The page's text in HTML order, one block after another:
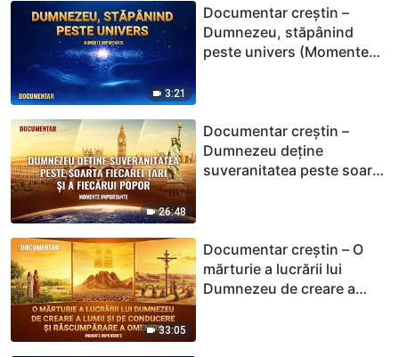
3:21
Documentar creștin –
Dumnezeu, stăpânind
peste univers (Momente
26:48
Documentar creștin –
Dumnezeu deţine
suveranitatea peste soarta
33:05
Documentar creștin – O
mărturie a lucrării lui
Dumnezeu de creare a